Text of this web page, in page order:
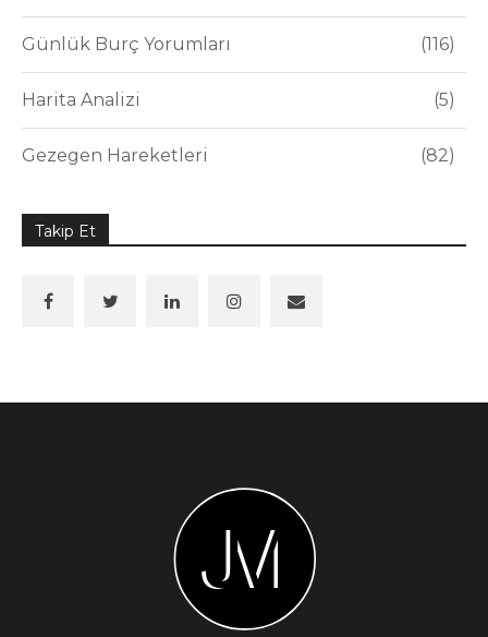
Günlük Burç Yorumları 116
Harita Analizi 5
Gezegen Hareketleri 82
Takip Et